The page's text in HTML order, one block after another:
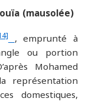
(mausolée)
, emprunté à
ou portion
Mohamed
représentation
domestiques,